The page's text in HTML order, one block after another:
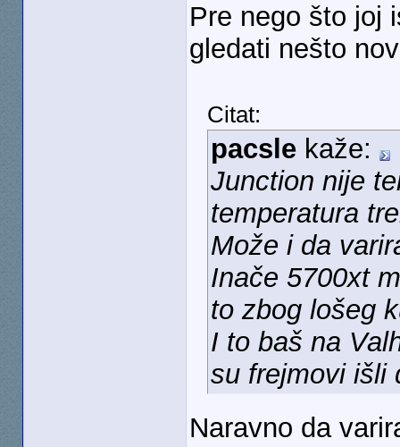
Pre nego što joj
gledati nešto
Citat:
pacslekaže:
Junction nije
temperatura
Može i da
Inače 5700xt
to zbog lošeg
I to baš na
su frejmovi išli
Naravno da